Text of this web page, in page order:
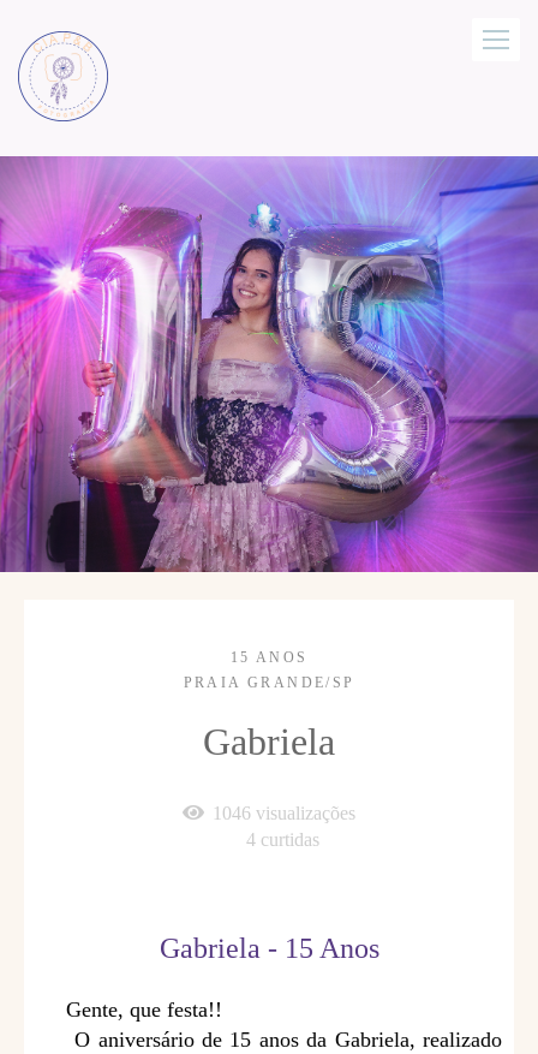
15 ANOS
PRAIA GRANDE/SP
Gabriela
1046 visualizações
4 curtidas
Gabriela - 15 Anos
Gente, que festa!!
O aniversário de 15 anos da Gabriela, realizado